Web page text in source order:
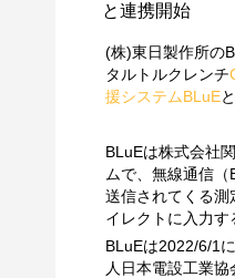
と連携開始
(株)東日製作所の
タルトルクレンチ
援システムBLuE
BLuEは株式会社
ムで、無線通信
送信されてくる測
イレクトに入力す
BLuEは2022/6/1
人日本電設工業